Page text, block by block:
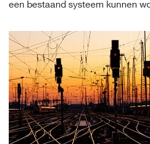
een bestaand systeem kunnen